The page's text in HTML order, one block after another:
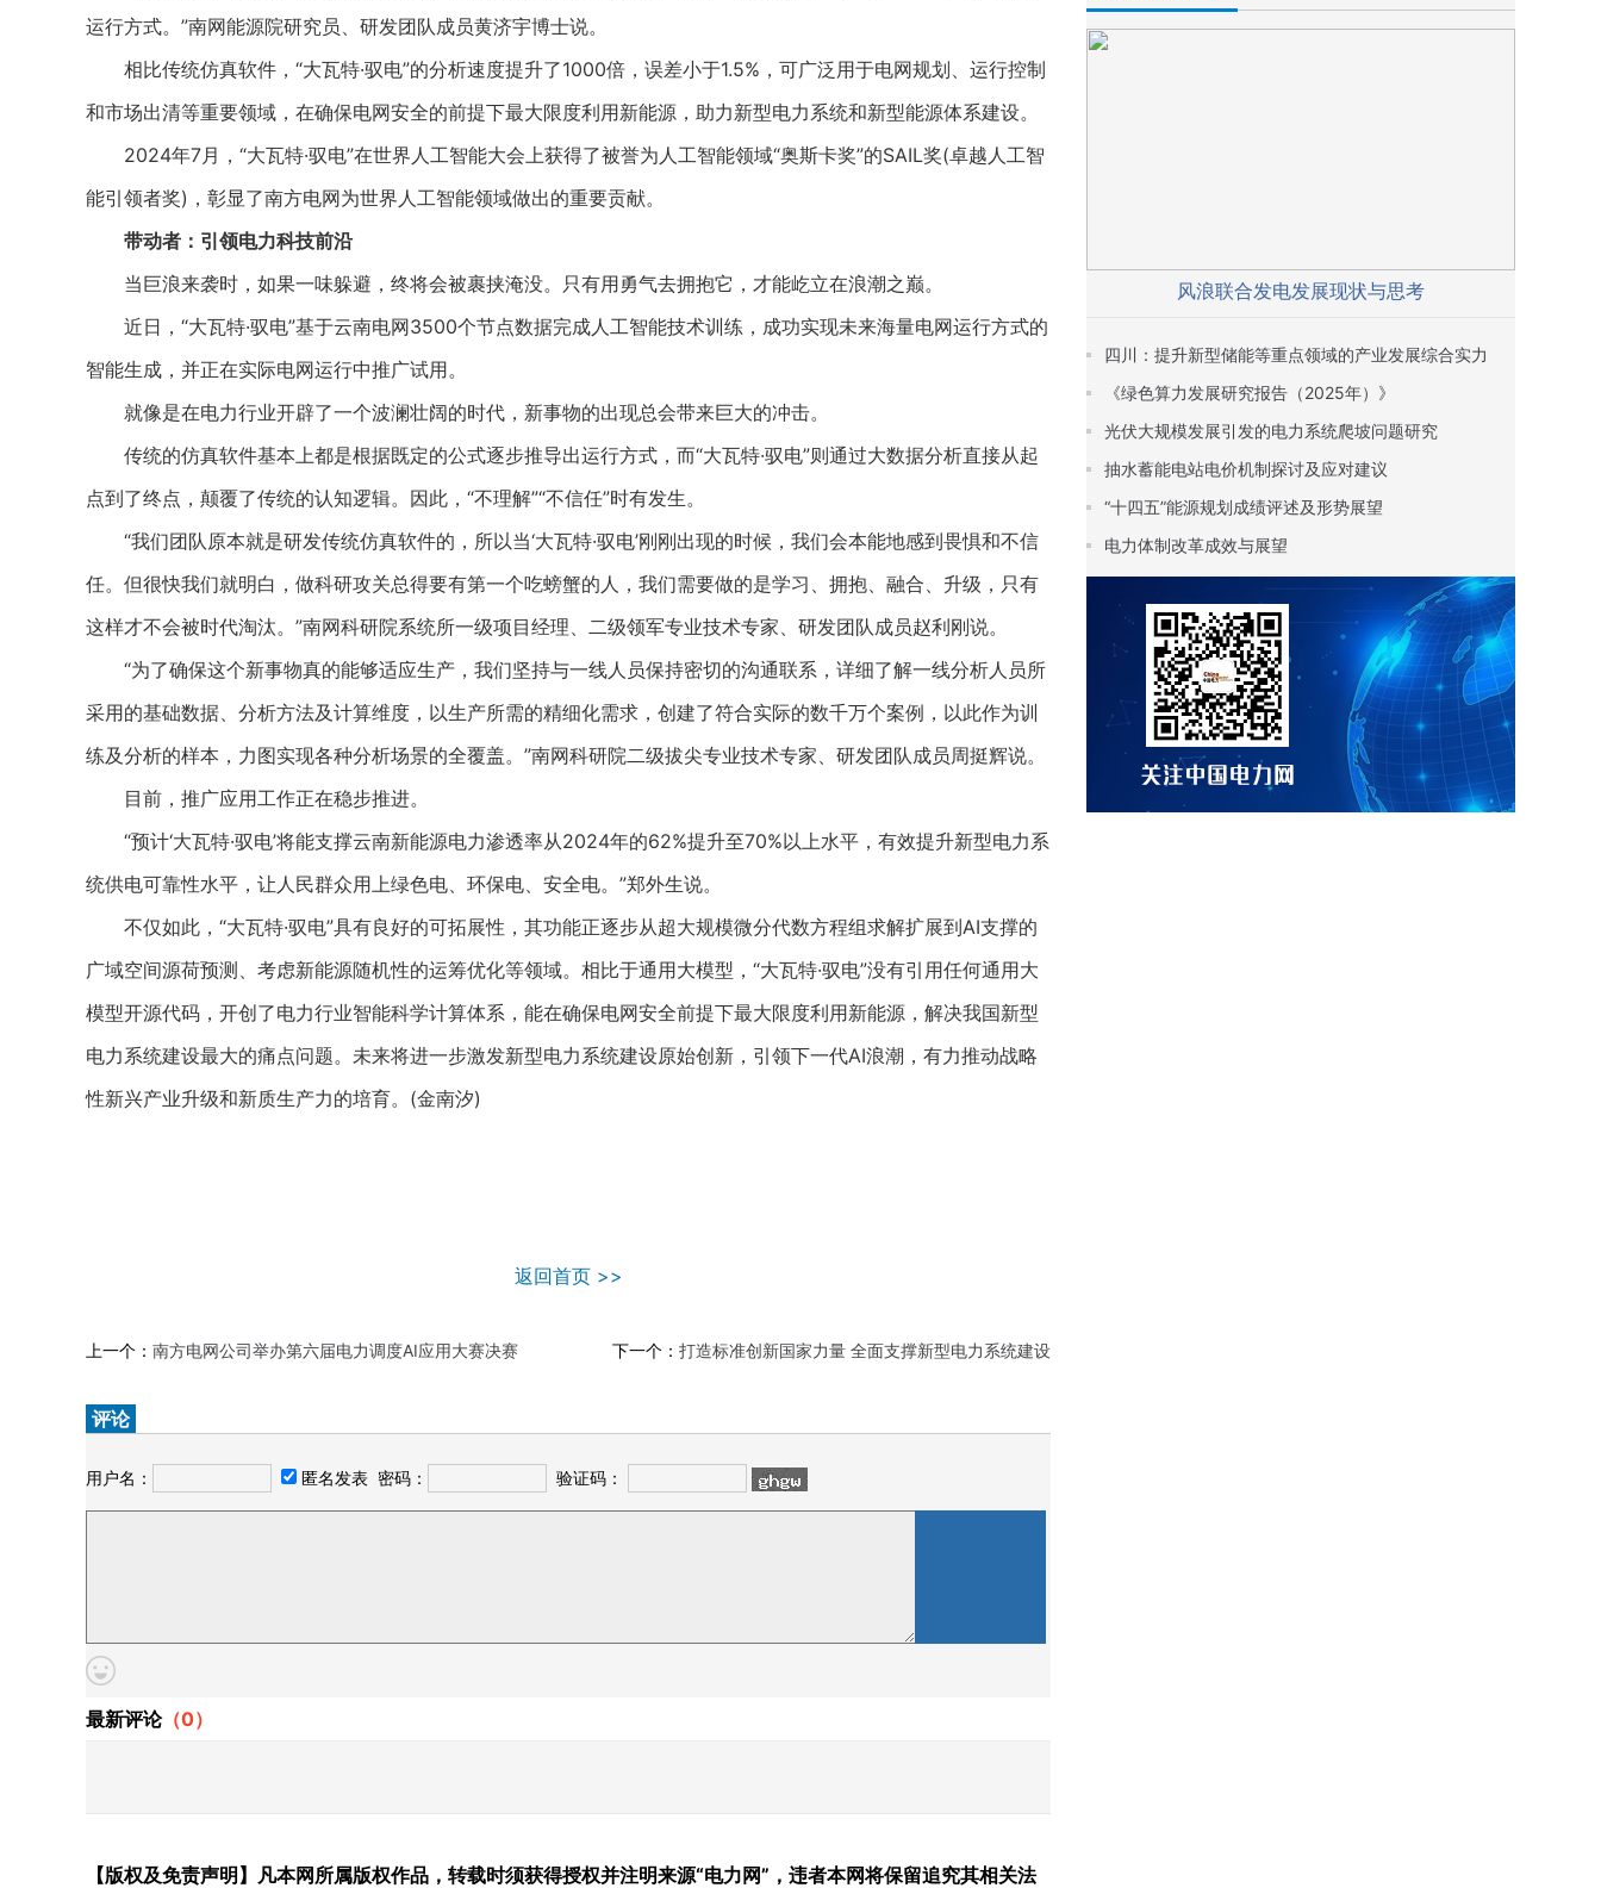
运行方式。”南网能源院研究员、研发团队成员黄济宇博士说。
相比传统仿真软件，“大瓦特·驭电”的分析速度提升了1000倍，误差小于1.5%，可广泛用于电网规划、运行控制
和市场出清等重要领域，在确保电网安全的前提下最大限度利用新能源，助力新型电力系统和新型能源体系建设。
2024年7月，“大瓦特·驭电”在世界人工智能大会上获得了被誉为人工智能领域“奥斯卡奖”的SAIL奖(卓越人工智
能引领者奖)，彰显了南方电网为世界人工智能领域做出的重要贡献。
带动者：引领电力科技前沿
当巨浪来袭时，如果一味躲避，终将会被裹挟淹没。只有用勇气去拥抱它，才能屹立在浪潮之巅。
近日，“大瓦特·驭电”基于云南电网3500个节点数据完成人工智能技术训练，成功实现未来海量电网运行方式的
智能生成，并正在实际电网运行中推广试用。
就像是在电力行业开辟了一个波澜壮阔的时代，新事物的出现总会带来巨大的冲击。
传统的仿真软件基本上都是根据既定的公式逐步推导出运行方式，而“大瓦特·驭电”则通过大数据分析直接从起
点到了终点，颠覆了传统的认知逻辑。因此，“不理解”“不信任”时有发生。
“我们团队原本就是研发传统仿真软件的，所以当‘大瓦特·驭电’刚刚出现的时候，我们会本能地感到畏惧和不信
任。但很快我们就明白，做科研攻关总得要有第一个吃螃蟹的人，我们需要做的是学习、拥抱、融合、升级，只有
这样才不会被时代淘汰。”南网科研院系统所一级项目经理、二级领军专业技术专家、研发团队成员赵利刚说。
“为了确保这个新事物真的能够适应生产，我们坚持与一线人员保持密切的沟通联系，详细了解一线分析人员所
采用的基础数据、分析方法及计算维度，以生产所需的精细化需求，创建了符合实际的数千万个案例，以此作为训
练及分析的样本，力图实现各种分析场景的全覆盖。”南网科研院二级拔尖专业技术专家、研发团队成员周挺辉说。
目前，推广应用工作正在稳步推进。
“预计‘大瓦特·驭电’将能支撑云南新能源电力渗透率从2024年的62%提升至70%以上水平，有效提升新型电力系
统供电可靠性水平，让人民群众用上绿色电、环保电、安全电。”郑外生说。
不仅如此，“大瓦特·驭电”具有良好的可拓展性，其功能正逐步从超大规模微分代数方程组求解扩展到AI支撑的
广域空间源荷预测、考虑新能源随机性的运筹优化等领域。相比于通用大模型，“大瓦特·驭电”没有引用任何通用大
模型开源代码，开创了电力行业智能科学计算体系，能在确保电网安全前提下最大限度利用新能源，解决我国新型
电力系统建设最大的痛点问题。未来将进一步激发新型电力系统建设原始创新，引领下一代AI浪潮，有力推动战略
性新兴产业升级和新质生产力的培育。(金南汐)
返回首页 >>
上一个： 南方电网公司举办第六届电力调度AI应用大赛决赛 下一个： 打造标准创新国家力量 全面支撑新型电力系统建设
评论
用户名： 匿名发表 密码： 验证码：
最新评论（0）
【版权及免责声明】凡本网所属版权作品，转载时须获得授权并注明来源“电力网”，违者本网将保留追究其相关法
风浪联合发电发展现状与思考
四川：提升新型储能等重点领域的产业发展综合实力
《绿色算力发展研究报告（2025年）》
光伏大规模发展引发的电力系统爬坡问题研究
抽水蓄能电站电价机制探讨及应对建议
“十四五”能源规划成绩评述及形势展望
电力体制改革成效与展望